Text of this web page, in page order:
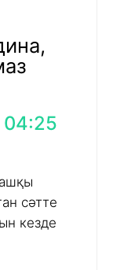
04:25
сәтте
кезде